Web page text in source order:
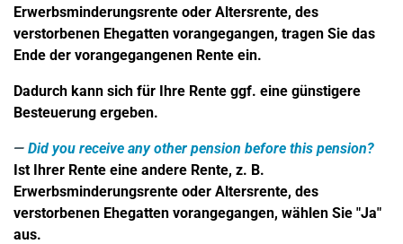
Erwerbsminderungsrente oder Altersrente, des
verstorbenen Ehegatten vorangegangen, tragen Sie das
Ende der vorangegangenen Rente ein.
Dadurch kann sich für Ihre Rente ggf. eine günstigere
Besteuerung ergeben.
Did you receive any other pension before this pension?
Ist Ihrer Rente eine andere Rente, z. B.
Erwerbsminderungsrente oder Altersrente, des
verstorbenen Ehegatten vorangegangen, wählen Sie "Ja"
aus.